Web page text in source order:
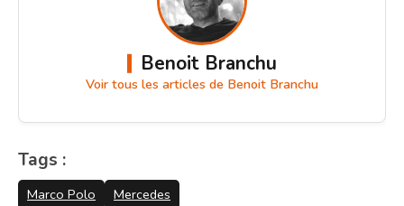
Benoit Branchu
Voir tous les articles de Benoit Branchu
Tags :
Marco Polo Mercedes